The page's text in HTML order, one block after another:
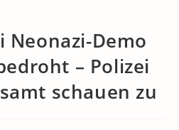
Demo
– Polizei
schauen zu